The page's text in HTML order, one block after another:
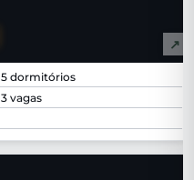
↗
5 dormitórios
3 vagas